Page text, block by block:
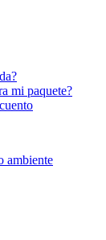
mi paquete?
ambiente